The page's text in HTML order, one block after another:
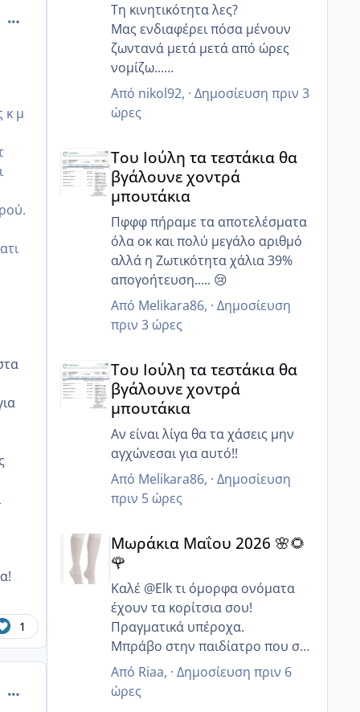
comment_1301129
κ μ
1
comment_1302486
Τη κινητικότητα λες?
Μας ενδιαφέρει πόσα μένουν
ζωντανά μετά μετά από ώρες
νομίζω...
Γιατί ο άντρας μου έχει 85%
κινητικότητα, αλλα 6 ώρες μετά
μόνο 20% ζουν και 12 ώρες μετά
Γι αυτό μας είπε να κάνουμε πιο
στοχευμένα επαφή..
Μετά από κάποιες ώρες πόσα
ζουν?
Από nikol92, · Δημοσίευση πριν 3
ώρες
Του Ιούλη τα τεστάκια θα
βγάλουνε χοντρά
μπουτάκια
Πφφφ πήραμε τα αποτελέσματα
όλα οκ και πολύ μεγάλο αριθμό
αλλά η Ζωτικότητα χάλια 39%
απογοήτευση..... 😢
Από Melikara86, · Δημοσίευση
πριν 3 ώρες
Του Ιούλη τα τεστάκια θα
βγάλουνε χοντρά
μπουτάκια
Αν είναι λίγα θα τα χάσεις μην
αγχώνεσαι για αυτό!!
Από Melikara86, · Δημοσίευση
πριν 5 ώρες
Μωράκια Μαΐου 2026 🌸🌻🌹
Μωράκια Μαΐου 2026 🌸🌻
🌹
Καλέ @Elk τι όμορφα ονόματα
έχουν τα κορίτσια σου!
Πραγματικά υπέροχα.
Μπράβο στην παιδίατρο που σε
συμβούλευσε να συνεχίσεις με
αποκλειστικό θηλασμό γιατί
συνήθως οι περισσότεροι λένε
Από Riaa, · Δημοσίευση πριν 6
ώρες